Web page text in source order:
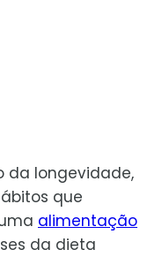
da longevidade,
que
alimentação
da dieta